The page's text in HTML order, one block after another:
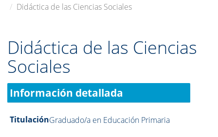
Didáctica de las Ciencias Sociales
Didáctica de las Ciencias
Sociales
Información detallada
TitulaciónGraduado/a en Educación Primaria